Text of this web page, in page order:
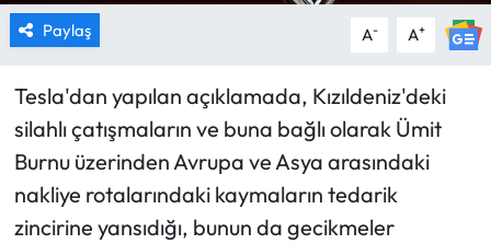
Paylaş A- A+
Tesla'dan yapılan açıklamada, Kızıldeniz'deki
silahlı çatışmaların ve buna bağlı olarak Ümit
Burnu üzerinden Avrupa ve Asya arasındaki
nakliye rotalarındaki kaymaların tedarik
zincirine yansıdığı, bunun da gecikmeler
HABER İLAN